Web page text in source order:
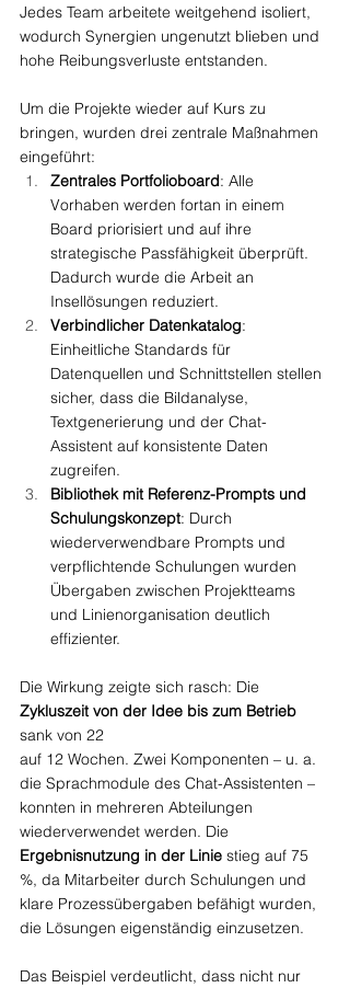
Jedes Team arbeitete weitgehend isoliert,
wodurch Synergien ungenutzt blieben und
hohe Reibungsverluste entstanden.
Um die Projekte wieder auf Kurs zu
bringen, wurden drei zentrale Maßnahmen
eingeführt:
Zentrales Portfolioboard: Alle
Vorhaben werden fortan in einem
Board priorisiert und auf ihre
strategische Passfähigkeit überprüft.
Dadurch wurde die Arbeit an
Insellösungen reduziert.
Verbindlicher Datenkatalog:
Einheitliche Standards für
Datenquellen und Schnittstellen stellen
sicher, dass die Bildanalyse,
Textgenerierung und der Chat-
Assistent auf konsistente Daten
zugreifen.
Bibliothek mit Referenz-Prompts und
Schulungskonzept: Durch
wiederverwendbare Prompts und
verpflichtende Schulungen wurden
Übergaben zwischen Projektteams
und Linienorganisation deutlich
effizienter.
Die Wirkung zeigte sich rasch: Die
Zykluszeit von der Idee bis zum Betrieb
sank von 22
auf 12 Wochen. Zwei Komponenten – u. a.
die Sprachmodule des Chat-Assistenten –
konnten in mehreren Abteilungen
wiederverwendet werden. Die
Ergebnisnutzung in der Linie stieg auf 75
%, da Mitarbeiter durch Schulungen und
klare Prozessübergaben befähigt wurden,
die Lösungen eigenständig einzusetzen.
Das Beispiel verdeutlicht, dass nicht nur